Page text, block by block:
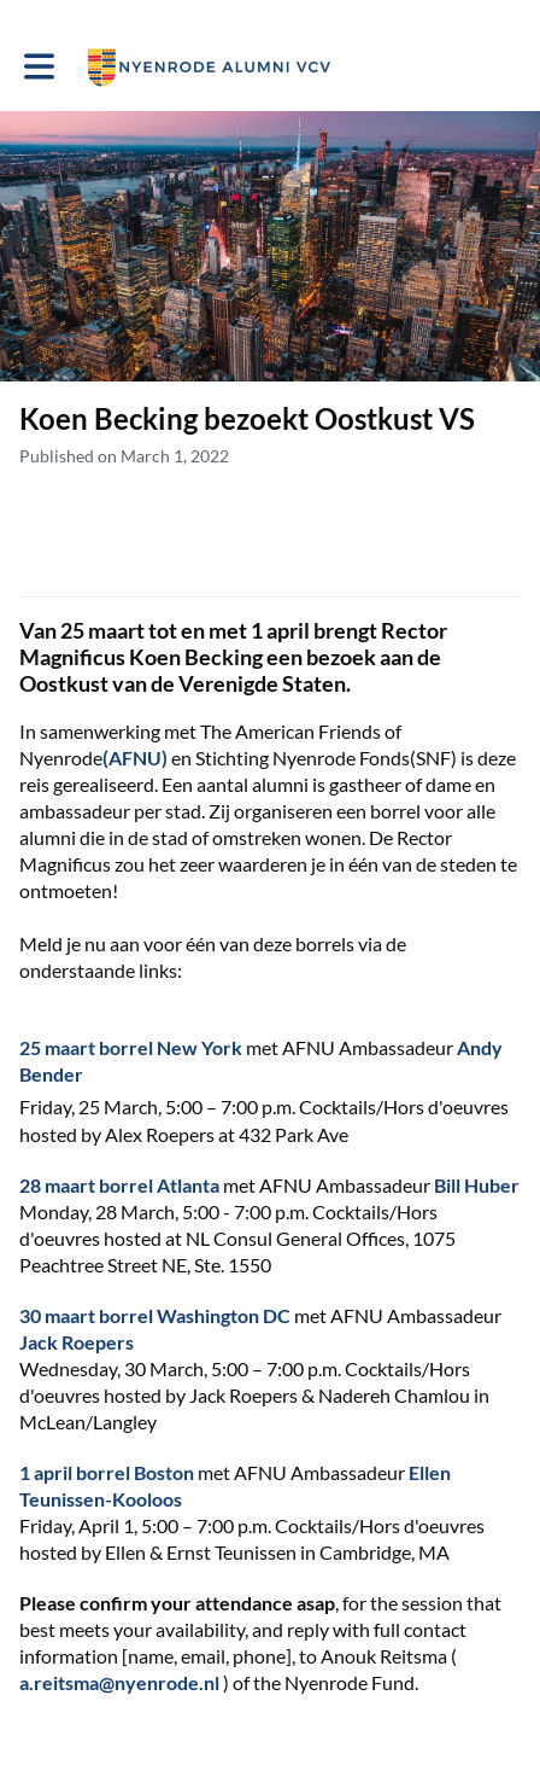
Toggle main navigation
Koen Becking bezoekt Oostkust VS
Published on March 1, 2022
Van 25 maart tot en met 1 april brengt Rector
Magnificus Koen Becking een bezoek aan de
Oostkust van de Verenigde Staten.
In samenwerking met The American Friends of
Nyenrode(AFNU) en Stichting Nyenrode Fonds(SNF) is deze
reis gerealiseerd. Een aantal alumni is gastheer of dame en
ambassadeur per stad. Zij organiseren een borrel voor alle
alumni die in de stad of omstreken wonen. De Rector
Magnificus zou het zeer waarderen je in één van de steden te
ontmoeten!
Meld je nu aan voor één van deze borrels via de
onderstaande links:
25 maart borrel New York met AFNU AmbassadeurAndy
Bender
Friday, 25 March, 5:00 – 7:00 p.m. Cocktails/Hors d'oeuvres
hosted by Alex Roepers at 432 Park Ave
28 maart borrel Atlanta met AFNU Ambassadeur Bill Huber
Monday, 28 March, 5:00 - 7:00 p.m. Cocktails/Hors
d'oeuvres hosted at NL Consul General Offices, 1075
Peachtree Street NE, Ste. 1550
30 maart borrel Washington DC met AFNU Ambassadeur
Jack Roepers
Wednesday, 30 March, 5:00 – 7:00 p.m. Cocktails/Hors
d'oeuvres hosted by Jack Roepers & Nadereh Chamlou in
McLean/Langley
1 april borrel Boston met AFNU Ambassadeur Ellen
Teunissen-Kooloos
Friday, April 1, 5:00 – 7:00 p.m. Cocktails/Hors d'oeuvres
hosted by Ellen & Ernst Teunissen in Cambridge, MA
Please confirm your attendance asap , for the session that
best meets your availability, and reply with full contact
information [name, email, phone], to Anouk Reitsma (
a.reitsma@nyenrode.nl) of the Nyenrode Fund.